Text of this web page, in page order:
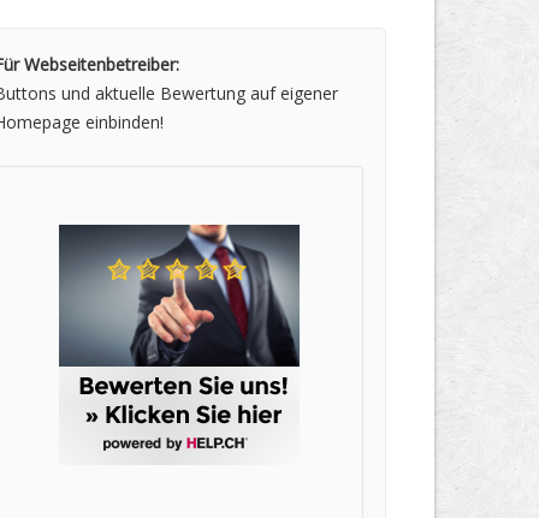
Webseitenbetreiber:
und aktuelle Bewertung auf eigener
einbinden!